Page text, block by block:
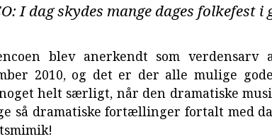
I dag skydes mange dages folkefest i
blev anerkendt som verdensarv
2010, og det er der alle mulige
helt særligt, når den dramatiske
så dramatiske fortællinger fortalt med